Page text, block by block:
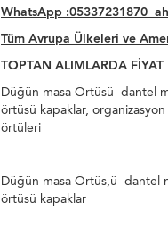
WhatsApp :05337231870
Tüm Avrupa Ülkeleri ve
TOPTAN ALIMLARDA
Düğün masa Örtüsü dantel
örtüsü kapaklar,
örtüleri
Düğün masa Örtüs,ü dantel
örtüsü kapaklar